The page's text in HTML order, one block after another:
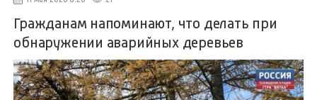
Гражданам напоминают, что делать при
обнаружении аварийных деревьев